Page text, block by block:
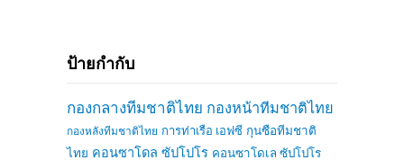
ป้ายกำกับ
กองกลางทีมชาติไทย กองหน้าทีมชาติไทย
กองหลังทีมชาติไทย การท่าเรือ เอฟซี กุนซือทีมชาติ
ไทย คอนซาโดล ซัปโปโร คอนซาโดเล ซัปโปโร